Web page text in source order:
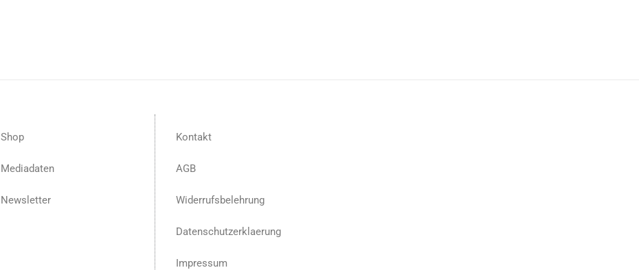
Shop
Mediadaten
Newsletter
Kontakt
AGB
Widerrufsbelehrung
Datenschutzerklaerung
Impressum